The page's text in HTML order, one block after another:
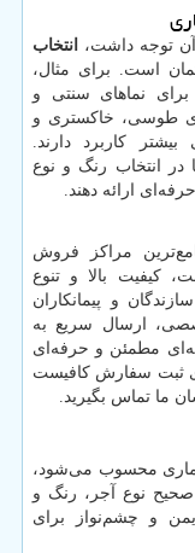
آن توجه داشت،
انتخاب
است. برای مثال،
نماهای سنتی و
طوسی، خاکستری و
کاربرد دارند.
تا در انتخاب رنگ و نوع
ارائه دهند.
مراکز فروش
کیفیت بالا و تنوع
و پیمانکاران
ارسال سریع به
مطمئن و حرفه‌ای
ثبت سفارش کافیست
ما تماس بگیرید.
محسوب می‌شود،
صحیح نوع آجر، رنگ و
و چشم‌نواز برای